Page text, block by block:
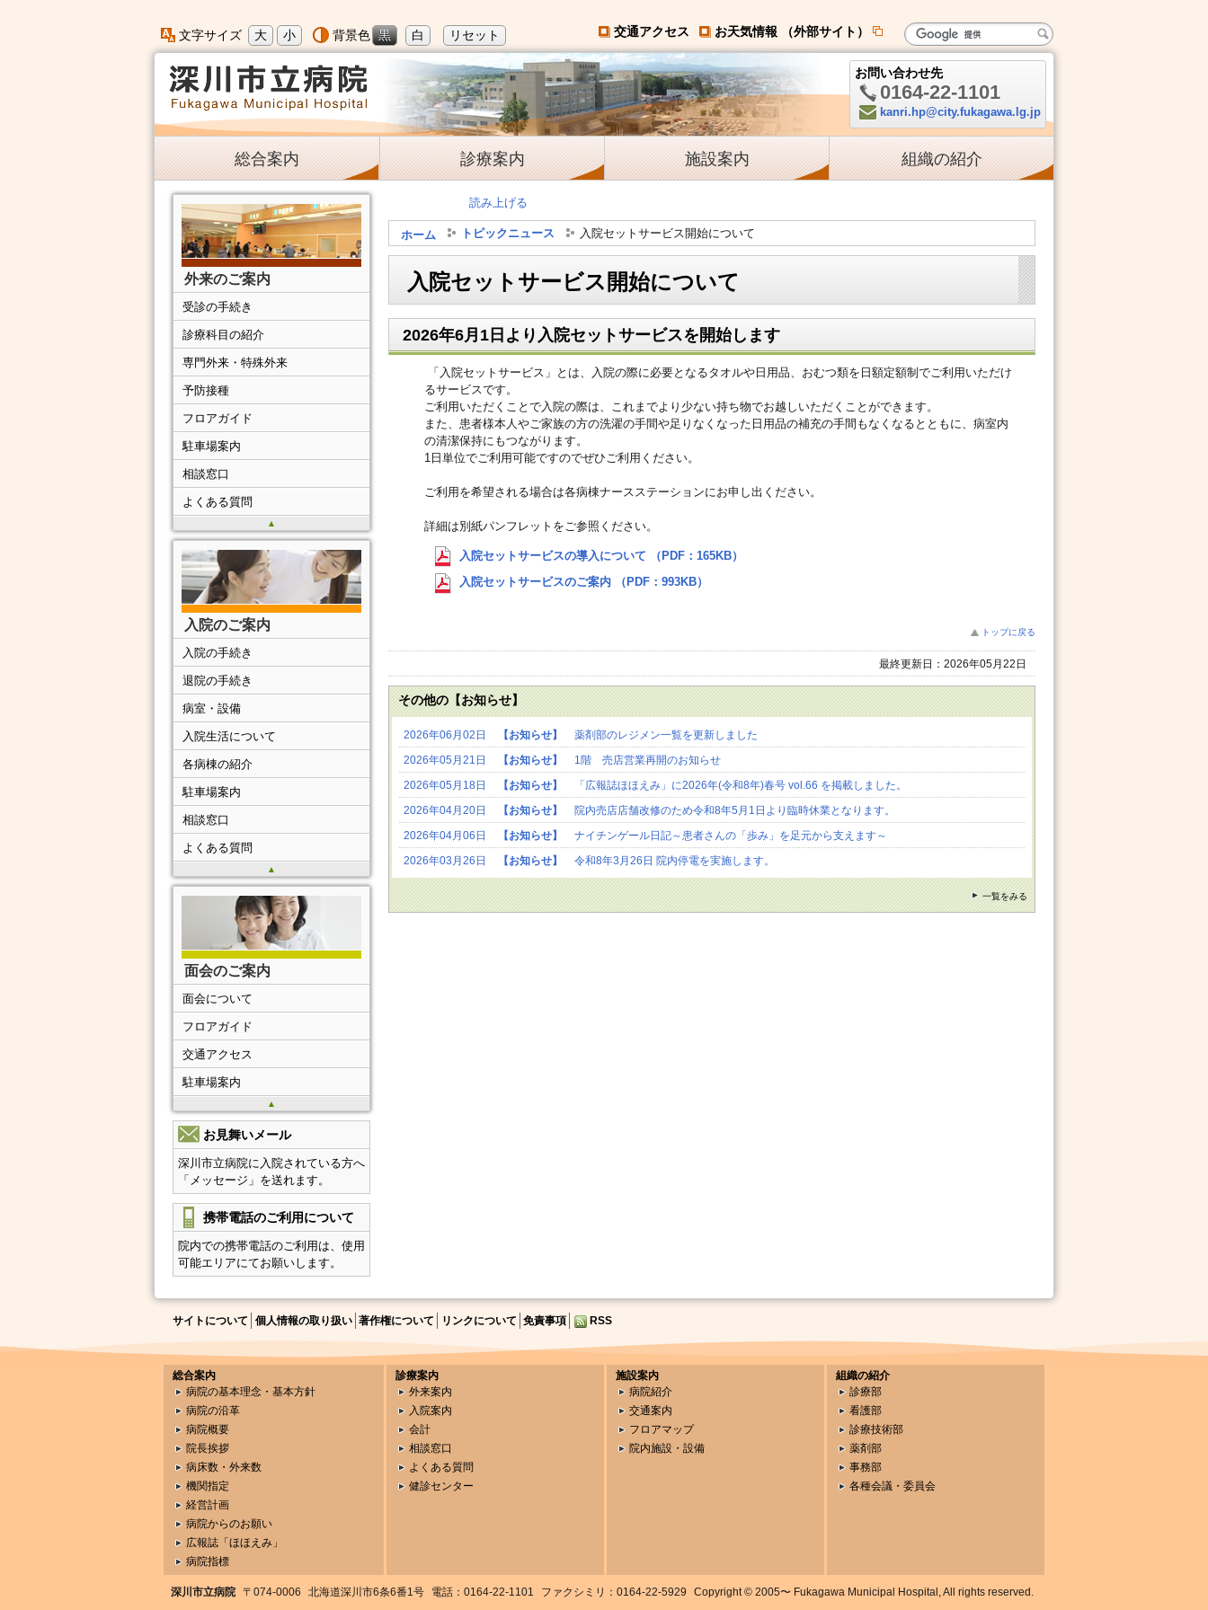
文字サイズ 大 小 背景色 黒 白 リセット 交通アクセス
お天気情報 （外部サイト）
新
規
ペ
ー
ジ
開
き
す
お問い合わせ先
電
話:
0164-22-1101
Mail:
kanri.hp@city.fukagawa.lg.jp
総合案内 診療案内 施設案内 組織の紹介
読み上げる
ホーム トピックニュース 入院セットサービス開始について
入院セットサービス開始について
2026年6月1日より入院セットサービスを開始します
「入院セットサービス」とは、入院の際に必要となるタオルや日用品、おむつ類を日額定額制でご利用いただけ
るサービスです。
ご利用いただくことで入院の際は、これまでより少ない持ち物でお越しいただくことができます。
また、患者様本人やご家族の方の洗濯の手間や足りなくなった日用品の補充の手間もなくなるとともに、病室内
の清潔保持にもつながります。
1日単位でご利用可能ですのでぜひご利用ください。
ご利用を希望される場合は各病棟ナースステーションにお申し出ください。
詳細は別紙パンフレットをご参照ください。
入院セットサービスの導入について （PDF：165KB）
入院セットサービスのご案内 （PDF：993KB）
トップに戻る
最終更新日：2026年05月22日
その他の【お知らせ】
2026年06月02日 【お知らせ】 薬剤部のレジメン一覧を更新しました
2026年05月21日 【お知らせ】 1階 売店営業再開のお知らせ
2026年05月18日 【お知らせ】 「広報誌ほほえみ」に2026年(令和8年)春号 vol.66 を掲載しました。
2026年04月20日 【お知らせ】 院内売店店舗改修のため令和8年5月1日より臨時休業となります。
2026年04月06日 【お知らせ】 ナイチンゲール日記～患者さんの「歩み」を足元から支えます～
2026年03月26日 【お知らせ】 令和8年3月26日 院内停電を実施します。
一覧をみる
外来のご案内
▲
受診の手続き
診療科目の紹介
専門外来・特殊外来
予防接種
フロアガイド
駐車場案内
相談窓口
よくある質問
入院のご案内
▲
入院の手続き
退院の手続き
病室・設備
入院生活について
各病棟の紹介
駐車場案内
相談窓口
よくある質問
面会のご案内
▲
面会について
フロアガイド
交通アクセス
駐車場案内
お見舞いメール
深川市立病院に入院されている方へ
「メッセージ」を送れます。
携帯電話のご利用について
院内での携帯電話のご利用は、使用
可能エリアにてお願いします。
サイトについて 個人情報の取り扱い 著作権について リンクについて 免責事項 RSS
総合案内
病院の基本理念・基本方針
病院の沿革
病院概要
院長挨拶
病床数・外来数
機関指定
経営計画
病院からのお願い
広報誌「ほほえみ」
病院指標
診療案内
外来案内
入院案内
会計
相談窓口
よくある質問
健診センター
施設案内
病院紹介
交通案内
フロアマップ
院内施設・設備
組織の紹介
診療部
看護部
診療技術部
薬剤部
事務部
各種会議・委員会
深川市立病院 〒074-0006 北海道深川市6条6番1号 電話：0164-22-1101 ファクシミリ：0164-22-5929 Copyright © 2005〜 Fukagawa Municipal Hospital, All rights reserved.